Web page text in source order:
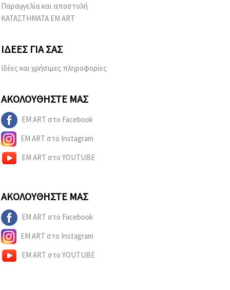
Παραγγελία και αποστολή
ΚΑΤΑΣΤΗΜΑΤΑ EM ART
ΙΔΈΕΣ ΓΙΑ ΣΑΣ
Ιδέες και χρήσιμες πληροφορίες
ΑΚΟΛΟΥΘΉΣΤΕ ΜΑΣ
EM ART στο Facebook
EM ART στο Instagram
EM ART στο YOUTUBE
ΑΚΟΛΟΥΘΉΣΤΕ ΜΑΣ
EM ART στο Facebook
EM ART στο Instagram
EM ART στο YOUTUBE